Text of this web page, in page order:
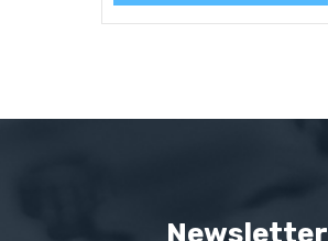
Newsletter